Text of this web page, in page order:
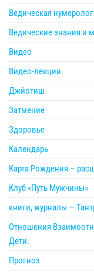
Ведическая
Ведические знания и
Видео
Видео-лекции
Джйотиш
Затмение
Здоровье
Календарь
Карта Рождения –
Клуб «Путь Мужчины»
книги, журналы —
Отношения
Дети.
Прогноз